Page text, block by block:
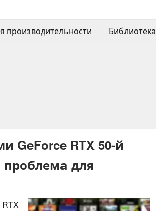
производительности Библиотека
GeForce RTX 50-й
для